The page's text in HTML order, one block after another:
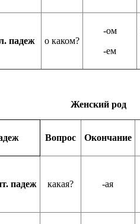
падеж о каком?
-ом
-ем
Женский род
Вопрос Окончание
падеж какая? -ая